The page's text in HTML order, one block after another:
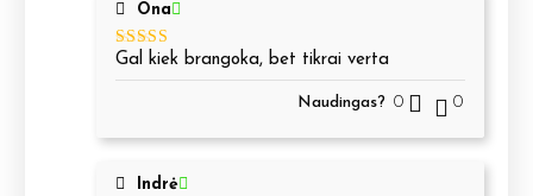
Ona
Įvertinimas:
5iš 5
Gal kiek brangoka, bet tikrai verta
Naudingas? 0 0
Indrė